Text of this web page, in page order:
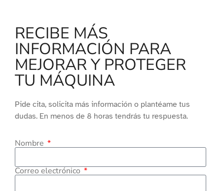
RECIBE MÁS
INFORMACIÓN PARA
MEJORAR Y PROTEGER
TU MÁQUINA
Pide cita, solicita más información o plantéame tus
dudas. En menos de 8 horas tendrás tu respuesta.
Nombre
Correo electrónico